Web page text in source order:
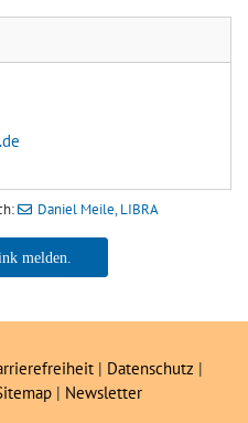
Daniel Meile, LIBRA
LIBRA
| Datenschutz |
| Newsletter